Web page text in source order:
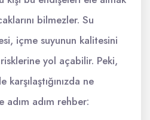
bilmezler. Su
içme suyunun kalitesini
yol açabilir. Peki,
ne
adım adım rehber: